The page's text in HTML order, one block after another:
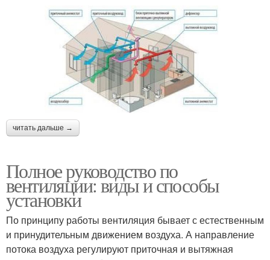
читать дальше →
Полное руководство по
вентиляции: виды и способы
установки
По принципу работы вентиляция бывает с естественным
и принудительным движением воздуха. А направление
потока воздуха регулируют приточная и вытяжная